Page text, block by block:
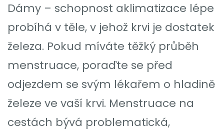
Dámy – schopnost aklimatizace lépe
probíhá v těle, v jehož krvi je dostatek
železa. Pokud míváte těžký průběh
menstruace, poraďte se před
odjezdem se svým lékařem o hladině
železe ve vaší krvi. Menstruace na
cestách bývá problematická,